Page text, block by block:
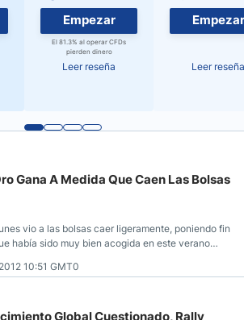
Empezar
El 81.3% al operar CFDs
pierden dinero
Leer reseña
Empezar
Leer reseña
Gana A Medida Que Caen Las Bolsas
vio a las bolsas caer ligeramente, poniendo fin
había sido muy bien acogida en este verano
10:51 GMT0
Global Cuestionado, Rally